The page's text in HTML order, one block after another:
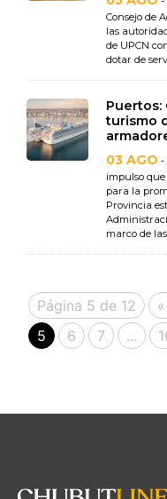
Consejo de
las
de UPCN
dotar de
Puertos:
turismo
03 AGO -
impulso
para la
Provincia
marco de
Página 5 de 12
5
6 7 ...